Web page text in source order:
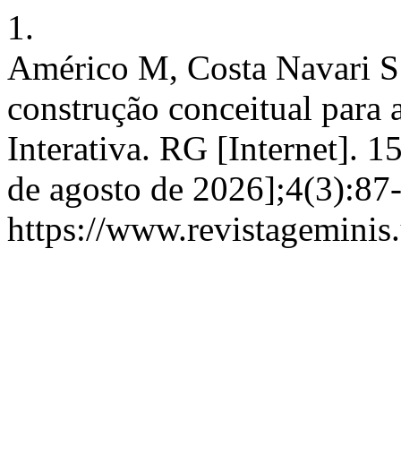
1.
Américo M, Costa Navari
construção conceitual
Interativa. RG [Internet].
de agosto de
https://